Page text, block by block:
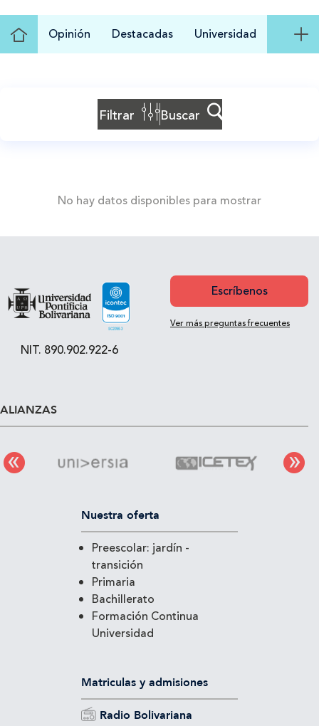
Ir
al
Opinión Destacadas Universidad
Filtrar Buscar
No hay datos disponibles para mostrar
NIT. 890.902.922-6
Escríbenos
Ver más preguntas frecuentes
ALIANZAS
Nuestra oferta
Preescolar: jardín -
transición
Primaria
Bachillerato
Formación Continua
Universidad
Matriculas y admisiones
Radio Bolivariana